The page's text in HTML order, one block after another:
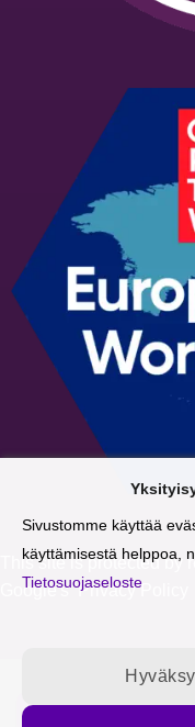
This site is protected by
Google'sPrivacy Policy
Sivustomme käyttää
käyttämisestä helppoa,
Tietosuojaseloste